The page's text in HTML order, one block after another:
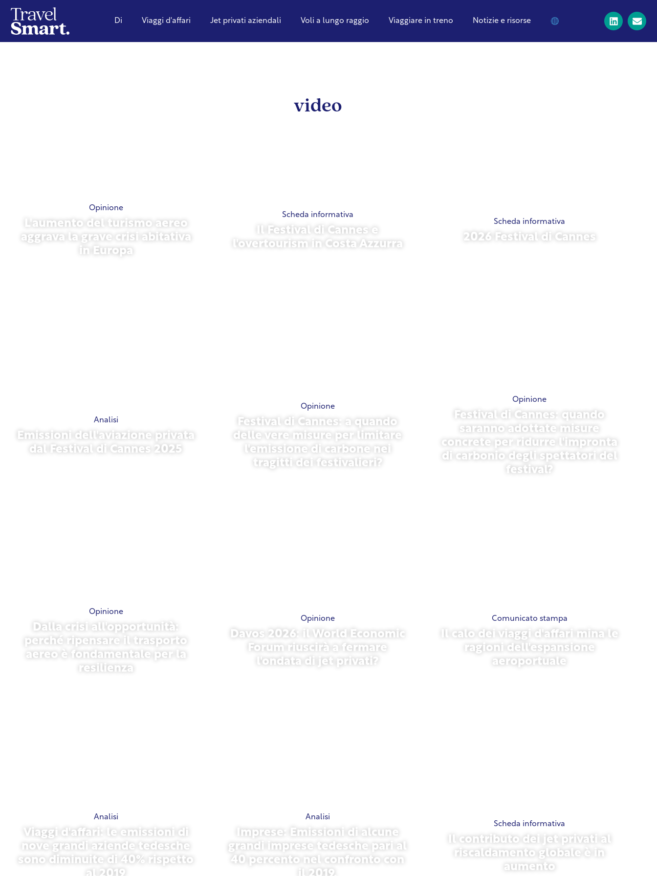
Di Viaggi d'affari Jet privati aziendali Voli a lungo raggio Viaggiare in treno Notizie e risorse
video
Opinione
L'aumento del turismo aereo
aggrava la grave crisi abitativa
in Europa
Scheda informativa
Il Festival di Cannes e
l'overtourism in Costa Azzurra
Scheda informativa
2026 Festival di Cannes
Analisi
Emissioni dell'aviazione privata
dal Festival di Cannes 2025
Opinione
Festival di Cannes: a quando
delle vere misure per limitare
l'emissione di carbone nei
tragitti dei festivalieri?
Opinione
Festival di Cannes: quando
saranno adottate misure
concrete per ridurre l'impronta
di carbonio degli spettatori del
festival?
Opinione
Dalla crisi all'opportunità:
perché ripensare il trasporto
aereo è fondamentale per la
resilienza
Opinione
Davos 2026: il World Economic
Forum riuscirà a fermare
l'ondata di jet privati?
Comunicato stampa
Il calo dei viaggi d'affari mina le
ragioni dell'espansione
aeroportuale
Analisi
Viaggi d'affari: le emissioni di
nove grandi aziende tedesche
sono diminuite di 40% rispetto
Analisi
Imprese: Emissioni di alcune
grandi imprese tedesche pari al
40 percento nel confronto con
Scheda informativa
Il contributo dei jet privati al
riscaldamento globale è in
aumento